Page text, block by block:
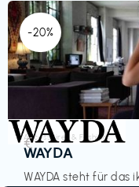
-20%
Accessoires & Fashion
WAYDA
WAYDA steht für das
€‎